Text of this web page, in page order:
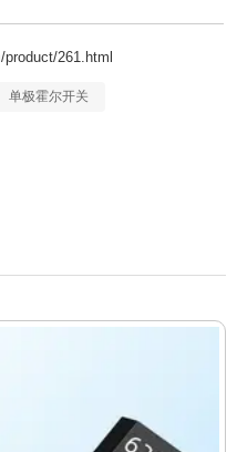
261.html
单极霍尔开关